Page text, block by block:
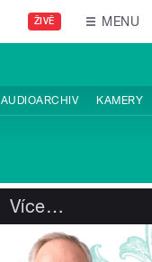
ŽIVĚ MENU
AUDIOARCHIV KAMERY
Více…